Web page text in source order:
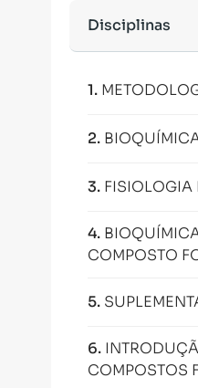
Disciplinas
1.
2.
3. FISIOLOGIA
4.
COMPOSTO
5.
6.
COMPOSTOS